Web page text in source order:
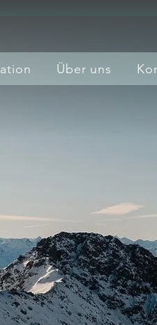
Über uns